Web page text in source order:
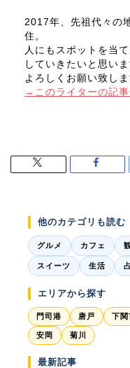
2017年、先祖代々の
住。
人にもスポットを当
していきたいと思いま
よろしくお願い致しま
→このライターの記事
他のカテゴリも読む
グルメ カフェ
スイーツ 生活
エリアから探す
門司港 唐戸 下関
安岡 菊川
最新記事